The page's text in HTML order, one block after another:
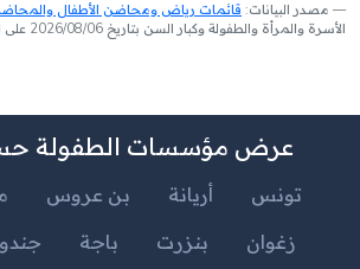
مصدر البيانات: قائمات رياض ومحاضن الأطفال والمحاضن
الأسرة والمرأة والطفولة وكبار السن بتاريخ 2026/08/06 على الساعة 16:31
عرض مؤسسات الطفولة
تونس أريانة بن عروس
زغوان
بنزرت باجة